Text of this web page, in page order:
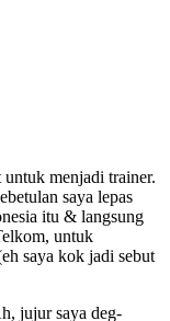
menjadi trainer.
saya lepas
itu & langsung
untuk
saya kok jadi sebut
jujur saya deg-